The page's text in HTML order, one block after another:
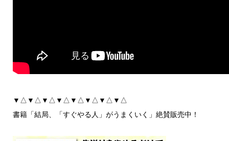
▼△▼△▼△▼△▼△▼△▼△▼△
書籍「結局、「すぐやる人」がうまくいく」絶賛販売中！